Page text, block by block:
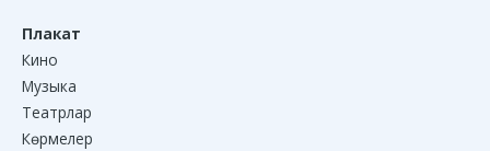
Плакат
Кино
Музыка
Театрлар
Көрмелер